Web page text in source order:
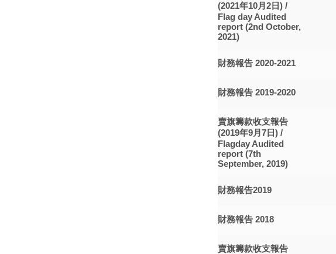
(2021年10月2日) /
Flag day Audited
report (2nd October,
2021)
財務報告 2020-2021
財務報告 2019-2020
賣旗籌款收支報告
(2019年9月7日) /
Flagday Audited
report (7th
September, 2019)
財務報告2019
財務報告 2018
賣旗籌款收支報告